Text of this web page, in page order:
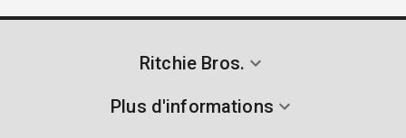
Ritchie Bros.
Plus d'informations